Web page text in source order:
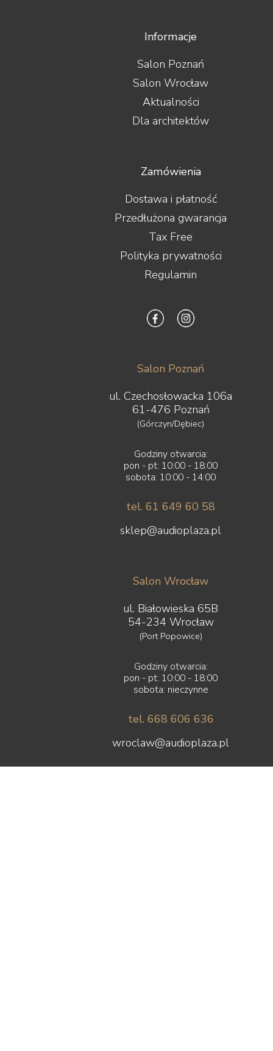
Informacje
Salon Poznań
Salon Wrocław
Aktualności
Dla architektów
Zamówienia
Dostawa i płatność
Przedłużona gwarancja
Tax Free
Polityka prywatności
Regulamin
Salon Poznań
ul. Czechosłowacka 106a
61-476 Poznań
(Górczyn/Dębiec)
Godziny otwarcia:
pon - pt: 10:00 - 18:00
sobota: 10:00 - 14:00
tel. 61 649 60 58
sklep@audioplaza.pl
Salon Wrocław
ul. Białowieska 65B
54-234 Wrocław
(Port Popowice)
Godziny otwarcia:
pon - pt: 10:00 - 18:00
sobota: nieczynne
tel. 668 606 636
wroclaw@audioplaza.pl